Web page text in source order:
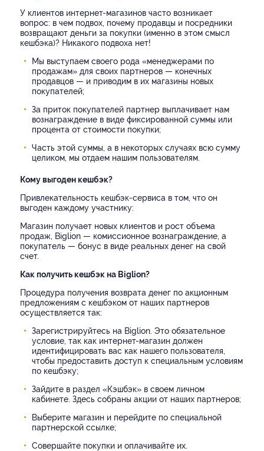
У клиентов интернет-магазинов часто возникает
вопрос: в чем подвох, почему продавцы и посредники
возвращают деньги за покупки (именно в этом смысл
кешбэка)? Никакого подвоха нет!
Мы выступаем своего рода «менеджерами по
продажам» для своих партнеров — конечных
продавцов — и приводим в их магазины новых
покупателей;
За приток покупателей партнер выплачивает нам
вознаграждение в виде фиксированной суммы или
процента от стоимости покупки;
Часть этой суммы, а в некоторых случаях всю сумму
целиком, мы отдаем нашим пользователям.
Кому выгоден кешбэк?
Привлекательность кешбэк-сервиса в том, что он
выгоден каждому участнику:
Магазин получает новых клиентов и рост объема
продаж, Biglion — комиссионное вознаграждение, а
покупатель — бонус в виде реальных денег на свой
счет.
Как получить кешбэк на Biglion?
Процедура получения возврата денег по акционным
предложениям с кешбэком от наших партнеров
осуществляется так:
Зарегистрируйтесь на Biglion. Это обязательное
условие, так как интернет-магазин должен
идентифицировать вас как нашего пользователя,
чтобы предоставить доступ к специальным условиям
по кешбэку;
Зайдите в раздел «Кэшбэк» в своем личном
кабинете. Здесь собраны акции от наших партнеров;
Выберите магазин и перейдите по специальной
партнерской ссылке;
Совершайте покупки и оплачивайте их.